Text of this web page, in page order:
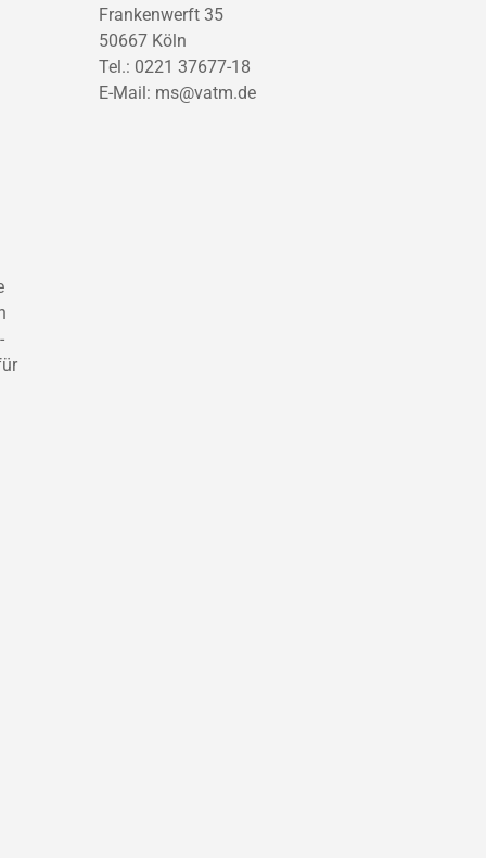
Frankenwerft 35
50667 Köln
Tel.: 0221 37677-18
E-Mail: ms@vatm.de